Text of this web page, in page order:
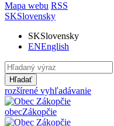
Mapa webu RSS
SKSlovensky
SKSlovensky
ENEnglish
Hľadať
rozšírené vyhľadávanie
obecZákopčie